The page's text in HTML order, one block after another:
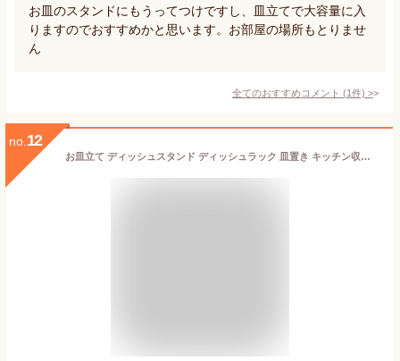
お皿のスタンドにもうってつけですし、皿立てで大容量に入
りますのでおすすめかと思います。お部屋の場所もとりませ
ん
全てのおすすめコメント (1件) >
no. 12
お皿立て ディッシュスタンド ディッシュラック 皿置き キッチン収納 台所用品 水切りラック 水切り 蓋置き 蓋たて 鍋 食器ラック キッチンツール キッチン用品 組み立て簡単 送料無料